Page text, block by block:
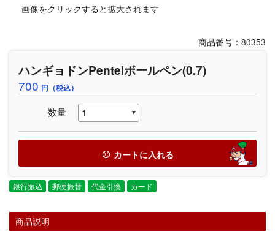
画像をクリックすると拡大されます
商品番号：80353
ハンギョドンPentelボールペン(0.7)
700 円（税込）
数量
カートに入れる
銀行振込 郵便振替 代金引換 カード
商品説明